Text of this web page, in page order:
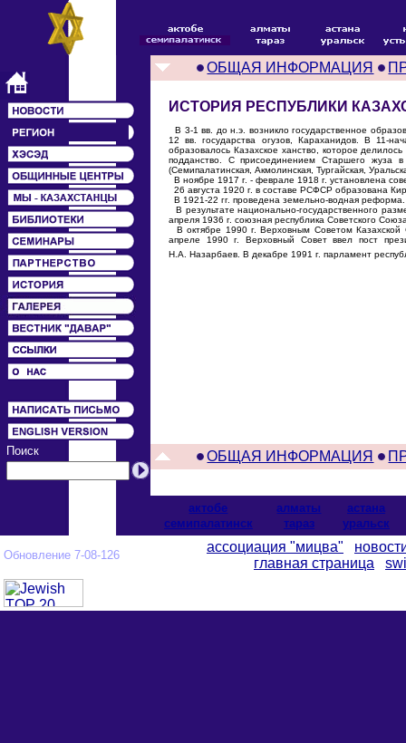
Поиск
ОБЩАЯ ИНФОРМАЦИЯ
ИСТОРИЯ РЕСПУБЛИКИ
В 3-1 вв. до н.э. возникло государственное
12 вв. государства огузов, Караханидов. В 11-
образовалось Казахское ханство, которое
подданство. С присоединением Старшего жуза
(Семипалатинская, Акмолинская, Тургайская,
В ноябре 1917 г. - феврале 1918 г. установлена
26 августа 1920 г. в составе РСФСР образована
В 1921-22 гг. проведена земельно-водная реформа.
В результате национально-государственного
апреля 1936 г. союзная республика Советского
В октябре 1990 г. Верховным Советом Казахской
апреле 1990 г. Верховный Совет ввел пост
Н.А. Назарбаев. В декабре 1991 г. парламент
ОБЩАЯ ИНФОРМАЦИЯ
актобе алматы
астана
cемипалатинск
тараз уральск
Обновление 7-08-126
ассоциация "мицва"
главная страница